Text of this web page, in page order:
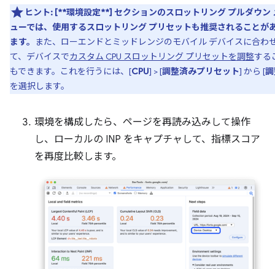
ヒント: [**環境設定**] セクションのスロットリング プルダウン
ューでは、使用するスロットリング プリセットも推奨されることが
ます。
また、ローエンドとミッドレンジのモバイル デバイスに合わ
て、デバイスでカスタム CPU スロットリング プリセットを調整する
もできます。これを行うには、[CPU] > [調整済みプリセット] から [
を選択します。
環境を構成したら、ページを再読み込みして操作
し、ローカルの INP をキャプチャして、指標スコア
を再度比較します。